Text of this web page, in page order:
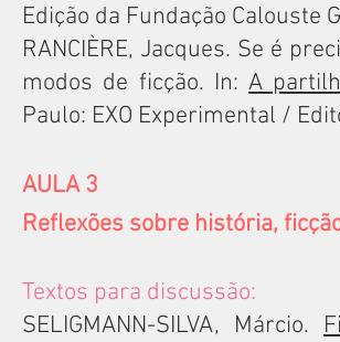
Edição da Fundação Calouste
RANCIÈRE, Jacques. Se é
modos de ficção. In:A
Paulo: EXO Experimental /
AULA 3
Reflexões sobre história,
Textos para discussão:
SELIGMANN-SILVA, Márcio.